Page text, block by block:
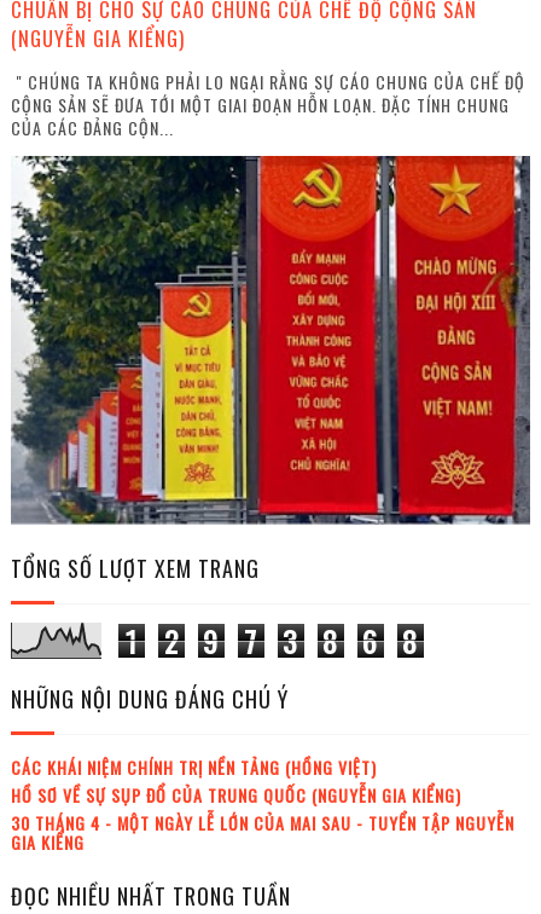
CHUẨN BỊ CHO SỰ CÁO CHUNG CỦA CHẾ ĐỘ CỘNG SẢN
(NGUYỄN GIA KIỂNG)
" CHÚNG TA KHÔNG PHẢI LO NGẠI RẰNG SỰ CÁO CHUNG CỦA CHẾ ĐỘ
CỘNG SẢN SẼ ĐƯA TỚI MỘT GIAI ĐOẠN HỖN LOẠN. ĐẶC TÍNH CHUNG
CỦA CÁC ĐẢNG CỘN...
TỔNG SỐ LƯỢT XEM TRANG
1 2 9 7 3 8 6 8
NHỮNG NỘI DUNG ĐÁNG CHÚ Ý
CÁC KHÁI NIỆM CHÍNH TRỊ NỀN TẢNG (HỒNG VIỆT)
HỒ SƠ VỀ SỰ SỤP ĐỔ CỦA TRUNG QUỐC (NGUYỄN GIA KIỂNG)
30 THÁNG 4 - MỘT NGÀY LỄ LỚN CỦA MAI SAU - TUYỂN TẬP NGUYỄN
GIA KIỂNG
ĐỌC NHIỀU NHẤT TRONG TUẦN